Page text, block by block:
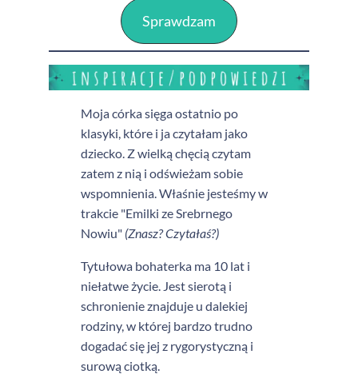
Sprawdzam
Moja córka sięga ostatnio po
klasyki, które i ja czytałam jako
dziecko. Z wielką chęcią czytam
zatem z nią i odświeżam sobie
wspomnienia. Właśnie jesteśmy w
trakcie "Emilki ze Srebrnego
Nowiu" (Znasz? Czytałaś?)
Tytułowa bohaterka ma 10 lat i
niełatwe życie. Jest sierotą i
schronienie znajduje u dalekiej
rodziny, w której bardzo trudno
dogadać się jej z rygorystyczną i
surową ciotką.